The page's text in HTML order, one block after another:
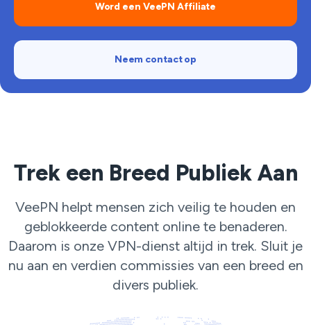
Word een VeePN Affiliate
Neem contact op
Trek een Breed Publiek Aan
VeePN helpt mensen zich veilig te houden en
geblokkeerde content online te benaderen.
Daarom is onze VPN-dienst altijd in trek. Sluit je
nu aan en verdien commissies van een breed en
divers publiek.